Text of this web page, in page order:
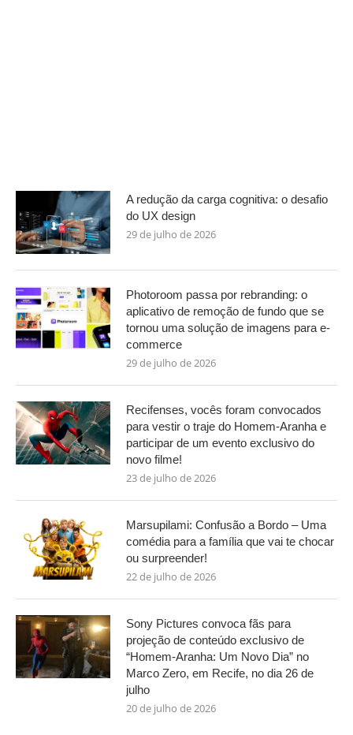
A redução da carga cognitiva: o desafio
do UX design
29 de julho de 2026
Photoroom passa por rebranding: o
aplicativo de remoção de fundo que se
tornou uma solução de imagens para e-
commerce
29 de julho de 2026
Recifenses, vocês foram convocados
para vestir o traje do Homem-Aranha e
participar de um evento exclusivo do
novo filme!
23 de julho de 2026
Marsupilami: Confusão a Bordo – Uma
comédia para a família que vai te chocar
ou surpreender!
22 de julho de 2026
Sony Pictures convoca fãs para
projeção de conteúdo exclusivo de
“Homem-Aranha: Um Novo Dia” no
Marco Zero, em Recife, no dia 26 de
julho
20 de julho de 2026